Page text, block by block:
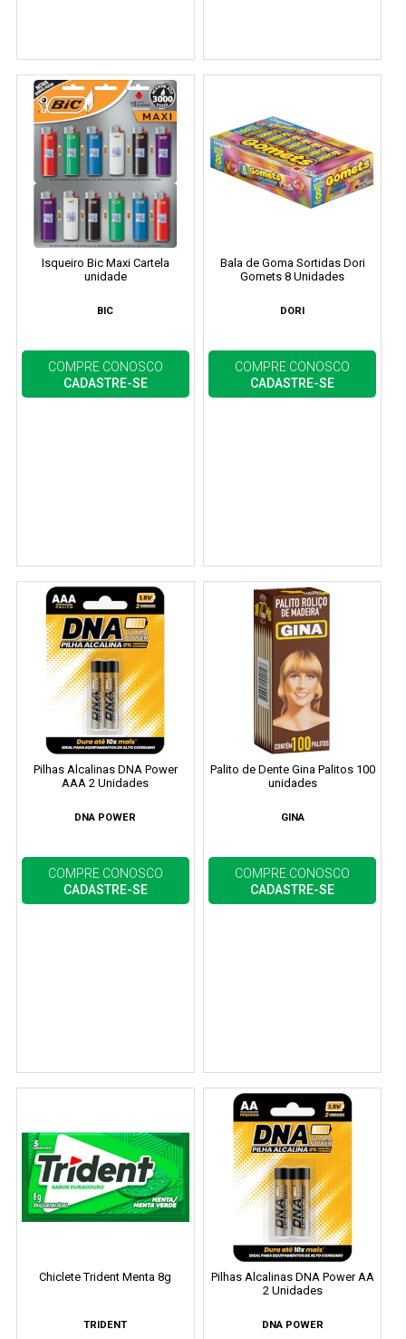
Isqueiro Bic Maxi Cartela
unidade
BIC
COMPRE CONOSCO
CADASTRE-SE
Bala de Goma Sortidas Dori
Gomets 8 Unidades
DORI
COMPRE CONOSCO
CADASTRE-SE
Pilhas Alcalinas DNA Power
AAA 2 Unidades
DNA POWER
COMPRE CONOSCO
CADASTRE-SE
Palito de Dente Gina Palitos 100
unidades
GINA
COMPRE CONOSCO
CADASTRE-SE
Chiclete Trident Menta 8g
TRIDENT
Pilhas Alcalinas DNA Power AA
2 Unidades
DNA POWER